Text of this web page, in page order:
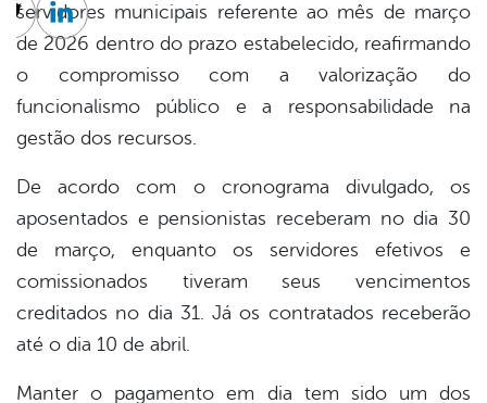
servidores municipais referente ao mês de março
de 2026 dentro do prazo estabelecido, reafirmando
o compromisso com a valorização do
funcionalismo público e a responsabilidade na
gestão dos recursos.
De acordo com o cronograma divulgado, os
aposentados e pensionistas receberam no dia 30
de março, enquanto os servidores efetivos e
comissionados tiveram seus vencimentos
creditados no dia 31. Já os contratados receberão
até o dia 10 de abril.
Manter o pagamento em dia tem sido um dos
Twitter
Linkedin